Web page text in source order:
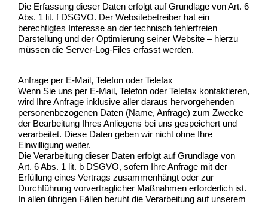
Die Erfassung dieser Daten erfolgt auf Grundlage von Art. 6
Abs. 1 lit. f DSGVO. Der Websitebetreiber hat ein
berechtigtes Interesse an der technisch fehlerfreien
Darstellung und der Optimierung seiner Website – hierzu
müssen die Server-Log-Files erfasst werden.
Anfrage per E-Mail, Telefon oder Telefax
Wenn Sie uns per E-Mail, Telefon oder Telefax kontaktieren,
wird Ihre Anfrage inklusive aller daraus hervorgehenden
personenbezogenen Daten (Name, Anfrage) zum Zwecke
der Bearbeitung Ihres Anliegens bei uns gespeichert und
verarbeitet. Diese Daten geben wir nicht ohne Ihre
Einwilligung weiter.
Die Verarbeitung dieser Daten erfolgt auf Grundlage von
Art. 6 Abs. 1 lit. b DSGVO, sofern Ihre Anfrage mit der
Erfüllung eines Vertrags zusammenhängt oder zur
Durchführung vorvertraglicher Maßnahmen erforderlich ist.
In allen übrigen Fällen beruht die Verarbeitung auf unserem